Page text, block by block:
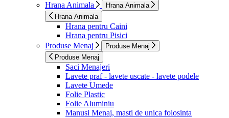
Hrana Animala
Hrana Animala
Hrana Animala
Hrana pentru Caini
Hrana pentru Pisici
Produse Menaj
Produse Menaj
Produse Menaj
Saci Menajeri
Lavete praf - lavete uscate - lavete podele
Lavete Umede
Folie Plastic
Folie Aluminiu
Manusi Menaj, masti de unica folosinta